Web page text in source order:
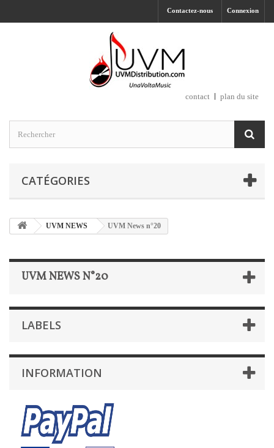
Connexion
Contactez-nous
contact plan du site
CATÉGORIES
UVM NEWS UVM News n°20
UVM NEWS N°20
LABELS
INFORMATION